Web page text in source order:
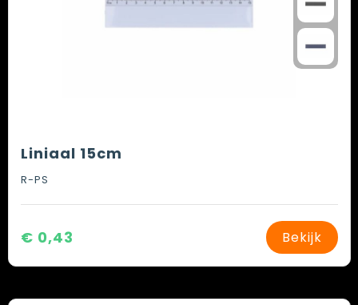
Liniaal 15cm
R-PS
€ 0,43 Bekijk